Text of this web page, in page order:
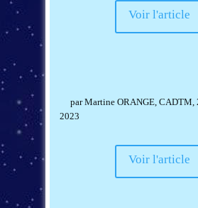
Voir l'article
parMartine ORANGE, CADTM,
2023
Voir l'article